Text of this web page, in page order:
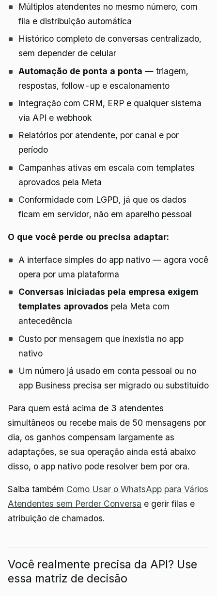
Múltiplos atendentes no mesmo número, com
fila e distribuição automática
Histórico completo de conversas centralizado,
sem depender de celular
Automação de ponta a ponta — triagem,
respostas, follow-up e escalonamento
Integração com CRM, ERP e qualquer sistema
via API e webhook
Relatórios por atendente, por canal e por
período
Campanhas ativas em escala com templates
aprovados pela Meta
Conformidade com LGPD, já que os dados
ficam em servidor, não em aparelho pessoal
O que você perde ou precisa adaptar:
A interface simples do app nativo — agora você
opera por uma plataforma
Conversas iniciadas pela empresa exigem
templates aprovados pela Meta com
antecedência
Custo por mensagem que inexistia no app
nativo
Um número já usado em conta pessoal ou no
app Business precisa ser migrado ou substituído
Para quem está acima de 3 atendentes
simultâneos ou recebe mais de 50 mensagens por
dia, os ganhos compensam largamente as
adaptações, se sua operação ainda está abaixo
disso, o app nativo pode resolver bem por ora.
Saiba também Como Usar o WhatsApp para Vários
Atendentes sem Perder Conversa e gerir filas e
atribuição de chamados.
Você realmente precisa da API? Use
essa matriz de decisão